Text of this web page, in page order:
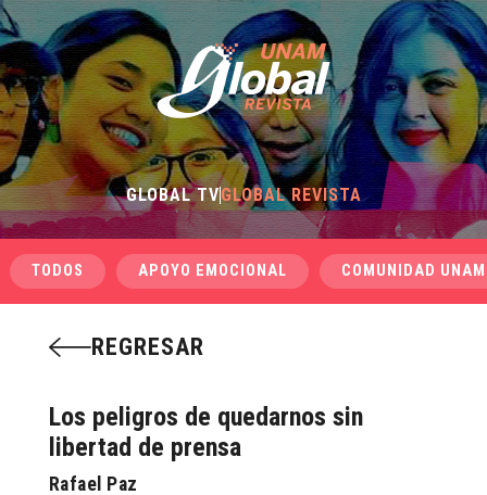
GLOBAL TVGLOBAL REVISTA
TODOS APOYO EMOCIONAL COMUNIDAD UNAM
REGRESAR
Los peligros de quedarnos sin
libertad de prensa
Rafael Paz